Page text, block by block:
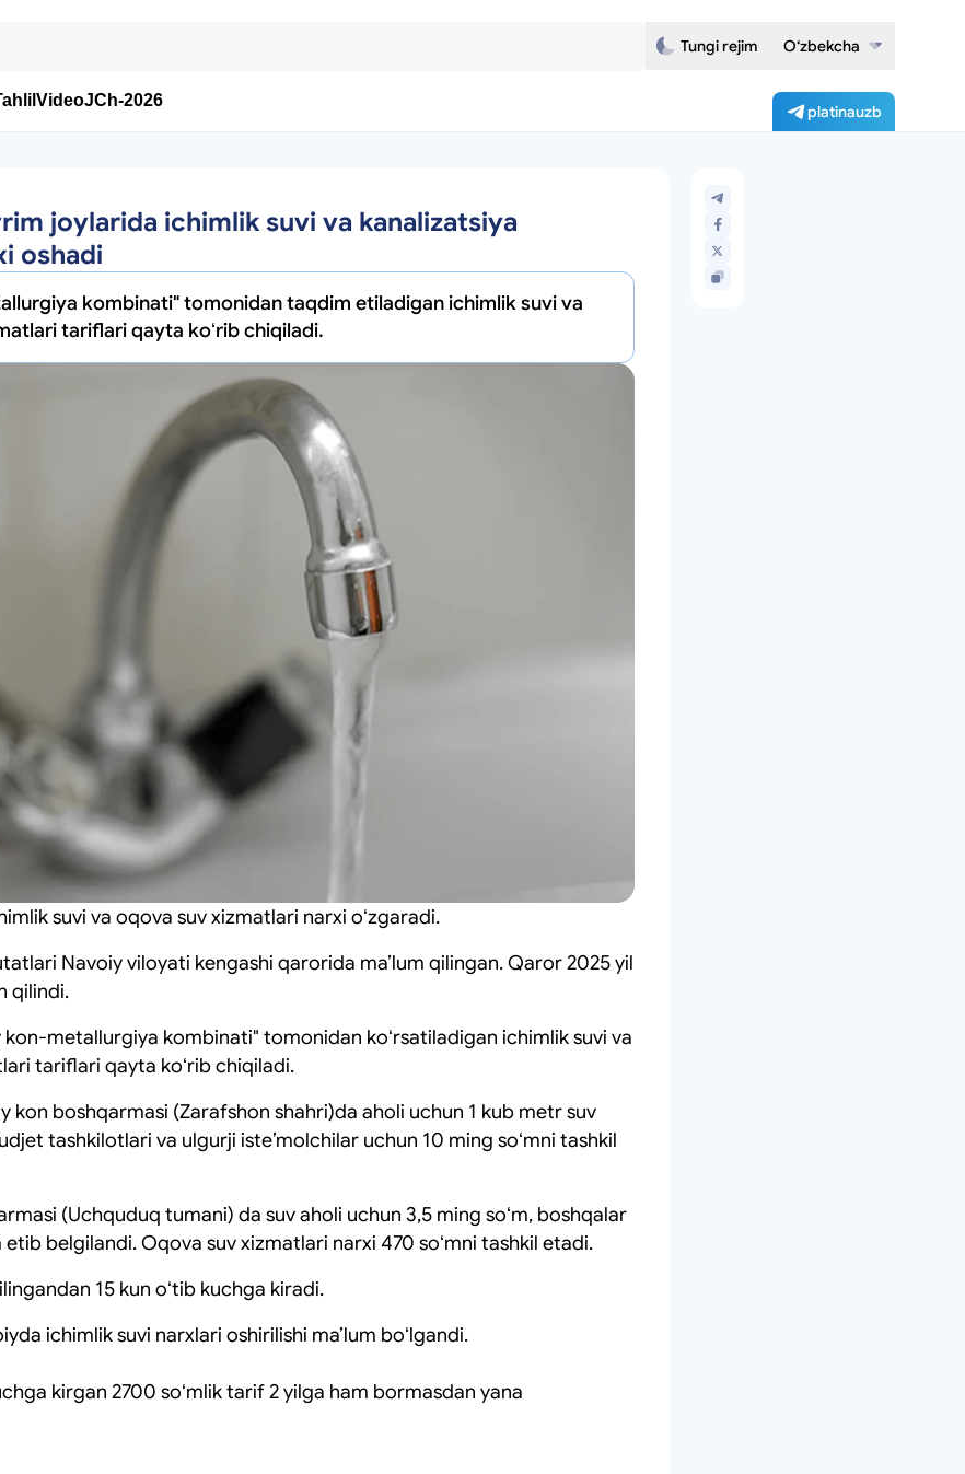
Tungi rejim O‘zbekcha
VideoJCh-2026
platinauzb
joylarida ichimlik suvi va kanalizatsiya
oshadi
kombinati" tomonidan taqdim etiladigan ichimlik suvi va
tariflari qayta koʻrib chiqiladi.
suvi va oqova suv xizmatlari narxi oʻzgaradi.
Navoiy viloyati kengashi qarorida maʼlum qilingan. Qaror 2025 yil
qilindi.
kon-metallurgiya kombinati" tomonidan koʻrsatiladigan ichimlik suvi va
tariflari qayta koʻrib chiqiladi.
kon boshqarmasi (Zarafshon shahri)da aholi uchun 1 kub metr suv
tashkilotlari va ulgurji isteʼmolchilar uchun 10 ming soʻmni tashkil
(Uchquduq tumani) da suv aholi uchun 3,5 ming soʻm, boshqalar
etib belgilandi. Oqova suv xizmatlari narxi 470 soʻmni tashkil etadi.
15 kun oʻtib kuchga kiradi.
ichimlik suvi narxlari oshirilishi maʼlum boʻlgandi.
kirgan 2700 soʻmlik tarif 2 yilga ham bormasdan yana